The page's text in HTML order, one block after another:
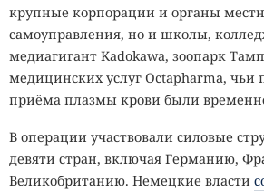
крупные корпорации и органы
самоуправления, но и школы,
медиагигант Kadokawa, зоопарк
медицинских услуг Octapharma, чьи
приёма плазмы крови были
В операции участвовали силовые
девяти стран, включая Германию,
Великобританию. Немецкие власти